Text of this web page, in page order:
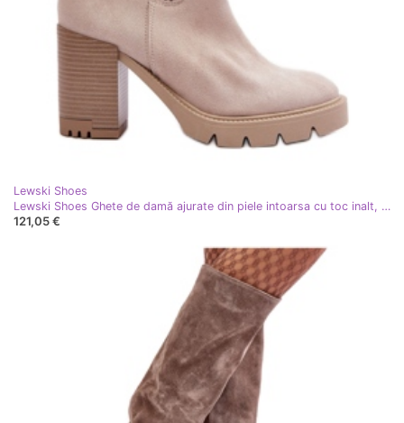
Lewski Shoes
Lewski Shoes Ghete de damă ajurate din piele intoarsa cu toc inalt, bej deschis Lewski 3386
121,05 €